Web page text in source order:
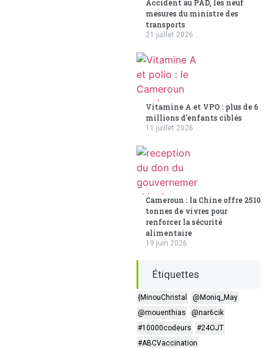
Accident au PAD, les neuf
mesures du ministre des
transports
21 juillet 2026
Vitamine A et VPO : plus de 6
millions d'enfants ciblés
11 juillet 2026
Cameroun : la Chine offre 2510
tonnes de vivres pour
renforcer la sécurité
alimentaire
19 juin 2026
Étiquettes
{MinouChristal
@Moniq_May
@mouenthias
@nar6cik
#10000codeurs
#24OJT
#ABCVaccination